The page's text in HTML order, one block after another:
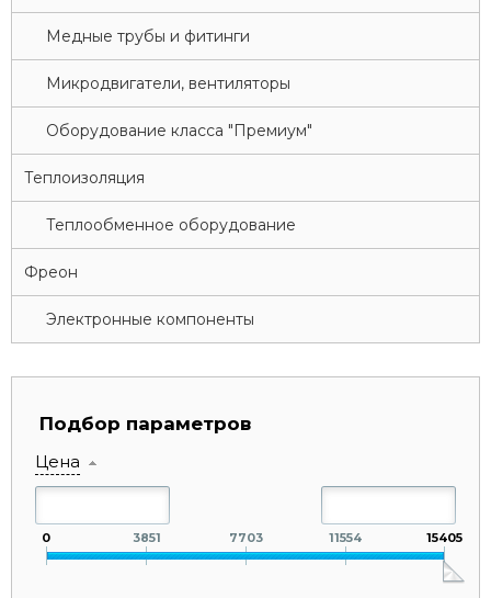
Медные трубы и фитинги
Микродвигатели, вентиляторы
Оборудование класса "Премиум"
Теплоизоляция
Теплообменное оборудование
Фреон
Электронные компоненты
Подбор параметров
Цена
0 3851 7703 11554 15405